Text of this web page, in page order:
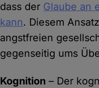
dass der Glaube an
kann. Diesem
angstfreien
gegenseitig ums
Kognition – Der